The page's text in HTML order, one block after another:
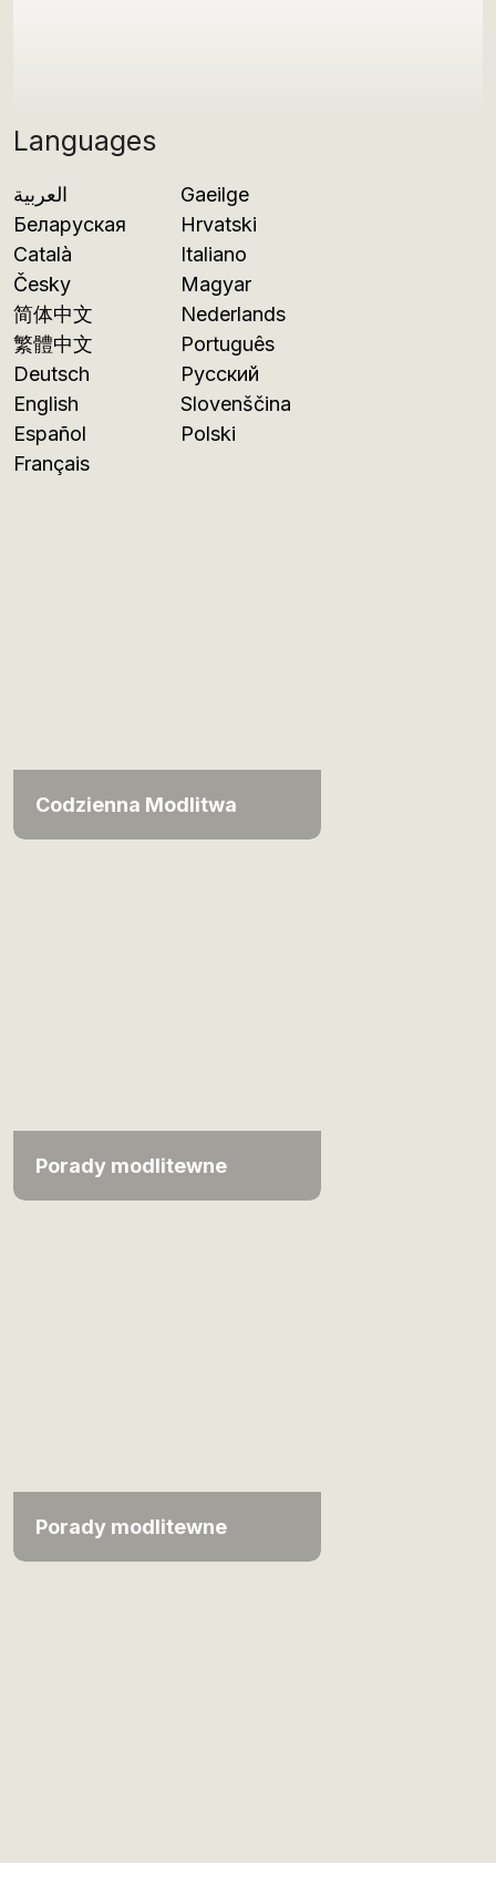
Languages
العربية
Беларуская
Català
Česky
简体中文
繁體中文
Deutsch
English
Español
Français
Gaeilge
Hrvatski
Italiano
Magyar
Nederlands
Português
Русский
Slovenščina
Polski
Codzienna Modlitwa
Porady modlitewne
Porady modlitewne